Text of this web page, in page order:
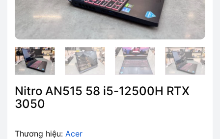
Nitro AN515 58 i5-12500H RTX
3050
Thương hiệu: Acer